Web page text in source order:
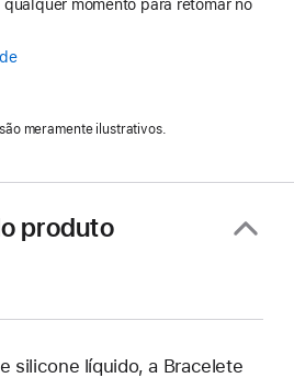
qualquer momento para retomar no
meramente ilustrativos.
produto
silicone líquido, a Bracelete